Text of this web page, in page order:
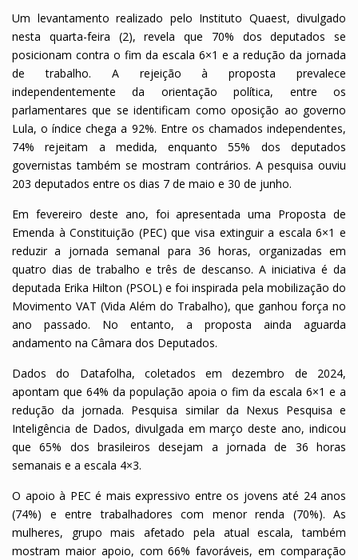
Um levantamento realizado pelo Instituto Quaest, divulgado
nesta quarta-feira (2), revela que 70% dos deputados se
posicionam contra o fim da escala 6×1 e a redução da jornada
de trabalho. A rejeição à proposta prevalece
independentemente da orientação política, entre os
parlamentares que se identificam como oposição ao governo
Lula, o índice chega a 92%. Entre os chamados independentes,
74% rejeitam a medida, enquanto 55% dos deputados
governistas também se mostram contrários. A pesquisa ouviu
203 deputados entre os dias 7 de maio e 30 de junho.
Em fevereiro deste ano, foi apresentada uma Proposta de
Emenda à Constituição (PEC) que visa extinguir a escala 6×1 e
reduzir a jornada semanal para 36 horas, organizadas em
quatro dias de trabalho e três de descanso. A iniciativa é da
deputada Erika Hilton (PSOL) e foi inspirada pela mobilização do
Movimento VAT (Vida Além do Trabalho), que ganhou força no
ano passado. No entanto, a proposta ainda aguarda
andamento na Câmara dos Deputados.
Dados do Datafolha, coletados em dezembro de 2024,
apontam que 64% da população apoia o fim da escala 6×1 e a
redução da jornada. Pesquisa similar da Nexus Pesquisa e
Inteligência de Dados, divulgada em março deste ano, indicou
que 65% dos brasileiros desejam a jornada de 36 horas
semanais e a escala 4×3.
O apoio à PEC é mais expressivo entre os jovens até 24 anos
(74%) e entre trabalhadores com menor renda (70%). As
mulheres, grupo mais afetado pela atual escala, também
mostram maior apoio, com 66% favoráveis, em comparação